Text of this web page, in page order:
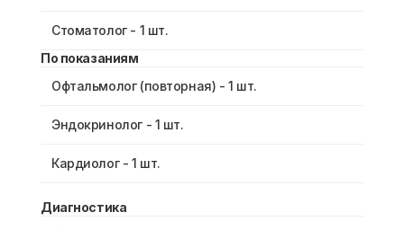
Стоматолог - 1 шт.
По показаниям
Офтальмолог (повторная) - 1 шт.
Эндокринолог - 1 шт.
Кардиолог - 1 шт.
Диагностика